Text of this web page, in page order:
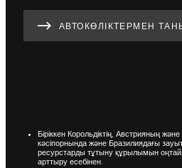
АВТОКӨЛІКТЕРМЕН
Біріккен Корольдіктің, Австрияның
кәсіпорнында және Бразилиядағы
ресурстарды тұтыну құрылымын
арттыру есебінен.